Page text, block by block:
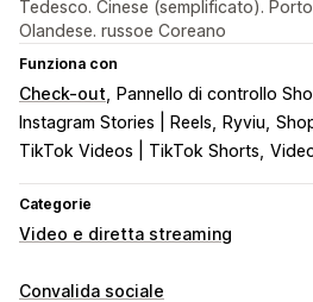
Tedesco. Cinese (semplificato).
Olandese. russoe Coreano
Funziona con
Check-out Pannello di controllo
Instagram Stories | Reels
Ryviu
TikTok Videos | TikTok Shorts
Categorie
Video e diretta streaming
Gestione dei video
Convalida sociale